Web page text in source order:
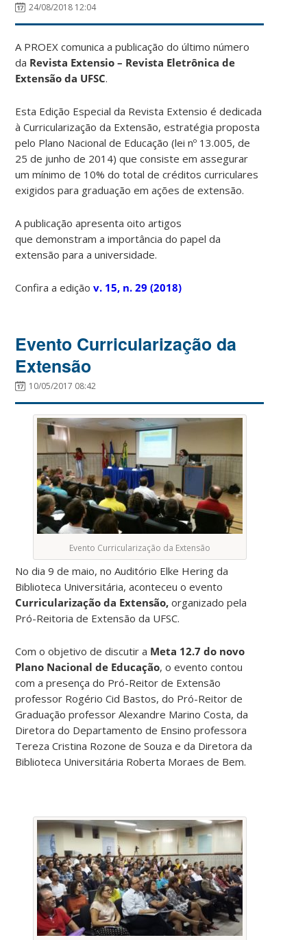
24/08/2018 12:04
A PROEX comunica a publicação do último número
da Revista Extensio – Revista Eletrônica de
Extensão da UFSC.
Esta Edição Especial da Revista Extensio é dedicada
à Curricularização da Extensão, estratégia proposta
pelo Plano Nacional de Educação (lei nº 13.005, de
25 de junho de 2014) que consiste em assegurar
um mínimo de 10% do total de créditos curriculares
exigidos para graduação em ações de extensão.
A publicação apresenta oito artigos
que demonstram a importância do papel da
extensão para a universidade.
Confira a ediçãov. 15, n. 29 (2018)
Evento Curricularização da
Extensão
10/05/2017 08:42
Evento Curricularização da Extensão
No dia 9 de maio, no Auditório Elke Hering da
Biblioteca Universitária, aconteceu o evento
Curricularização da Extensão,organizado pela
Pró-Reitoria de Extensão da UFSC.
Com o objetivo de discutir a Meta 12.7 do novo
Plano Nacional de Educação, o evento contou
com a presença do Pró-Reitor de Extensão
professor Rogério Cid Bastos, do Pró-Reitor de
Graduação professor Alexandre Marino Costa, da
Diretora do Departamento de Ensino professora
Tereza Cristina Rozone de Souza e da Diretora da
Biblioteca Universitária Roberta Moraes de Bem.